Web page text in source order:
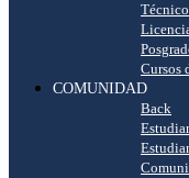
Cursos
COMUNIDAD
Back